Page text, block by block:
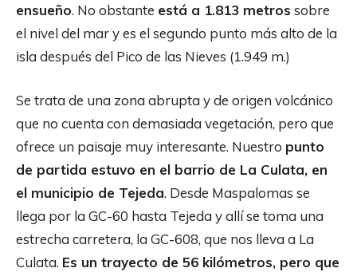
ensueño. No obstante está a 1.813 metros sobre
el nivel del mar y es el segundo punto más alto de la
isla después del Pico de las Nieves (1.949 m.)
Se trata de una zona abrupta y de origen volcánico
que no cuenta con demasiada vegetación, pero que
ofrece un paisaje muy interesante. Nuestro punto
de partida estuvo en el barrio de La Culata, en
el municipio de Tejeda. Desde Maspalomas se
llega por la GC-60 hasta Tejeda y allí se toma una
estrecha carretera, la GC-608, que nos lleva a La
Culata. Es un trayecto de 56 kilómetros, pero que